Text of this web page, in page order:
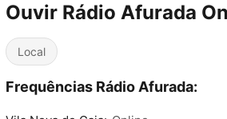
Ouvir Rádio Afurada
Local
Frequências Rádio Afurada: